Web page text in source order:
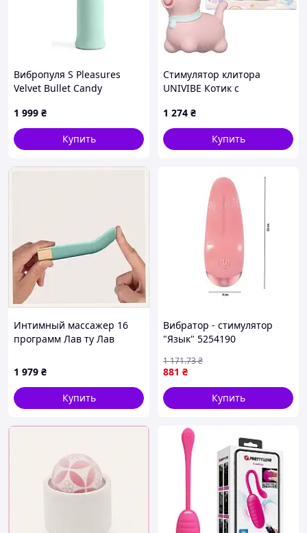
Вибропуля S Pleasures
Velvet Bullet Candy
1 999 ₴
Купить
Стимулятор клитора
UNIVIBE Котик с
розовый для женщин для
точечной стимуляции
1 274 ₴
Купить
Интимный массажер 16
программ Лав ту Лав
1C465H068X
1 979 ₴
Купить
Вибратор - стимулятор
"Язык" 5254190
881 ₴
1 171.73₴
Купить